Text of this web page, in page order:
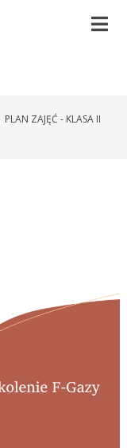
PLAN ZAJĘĆ - KLASA II